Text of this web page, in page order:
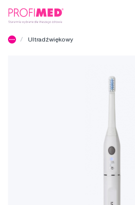
Ultradźwiękowy